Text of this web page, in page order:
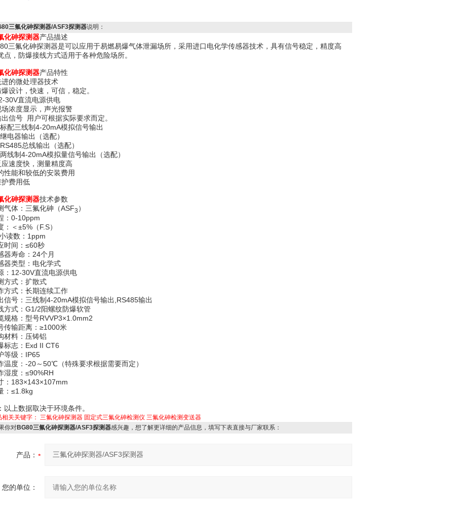
三氟化砷探测器/ASF3探测器说明：
化砷探测器产品描述
三氟化砷探测器是可以应用于易燃易爆气体泄漏场所，采用进口电化学传感器技术，具有信号稳定，精度高
点，防爆接线方式适用于各种危险场所。
化砷探测器产品特性
进的微处理器技术
爆设计，快速，可信，稳定。
30V直流电源供电
场浓度显示，声光报警
出信号 用户可根据实际要求而定。
配三线制4-20mA模拟信号输出
电器输出（选配）
总线输出（选配）
线制4-20mA模拟量信号输出（选配）
应速度快，测量精度高
性能和较低的安装费用
护费用低
化砷探测器技术参数
气体：三氟化砷（ASF3 ）
：0-10ppm
：＜±5%（F.S）
读数：1ppm
时间：≤60秒
器寿命：24个月
器类型：电化学式
：12-30V直流电源供电
方式：扩散式
方式：长期连续工作
信号：三线制4-20mA模拟信号输出,RS485输出
方式：G1/2阳螺纹防爆软管
规格：型号RVVP3×1.0mm2
传输距离：≥1000米
材料：压铸铝
标志：Exd II CT6
等级：IP65
温度：-20～50℃（特殊要求根据需要而定）
湿度：≤90%RH
：183×143×107mm
：≤1.8kg
以上数据取决于环境条件。
相关关键字： 三氟化砷探测器 固定式三氟化砷检测仪 三氟化砷检测变送器
对BG80三氟化砷探测器/ASF3探测器感兴趣，想了解更详细的产品信息，填写下表直接与厂家联系：
产品：
您的单位：